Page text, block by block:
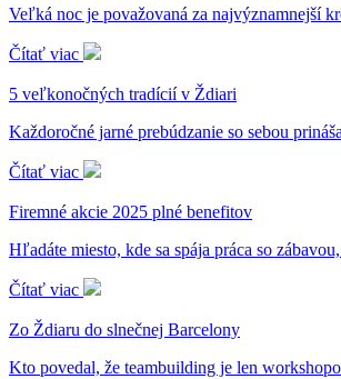
Veľká noc je považovaná za najvýznamnejší
Čítať viac
5 veľkonočných tradícií v Ždiari
Každoročné jarné prebúdzanie so sebou
Čítať viac
Firemné akcie 2025 plné benefitov
Hľadáte miesto, kde sa spája práca so
Čítať viac
Zo Ždiaru do slnečnej Barcelony
Kto povedal, že teambuilding je len